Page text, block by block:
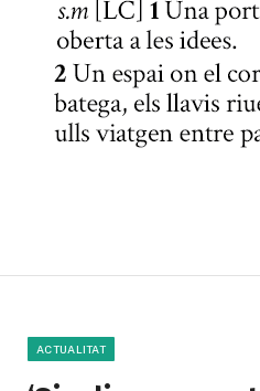
ACTUALITAT